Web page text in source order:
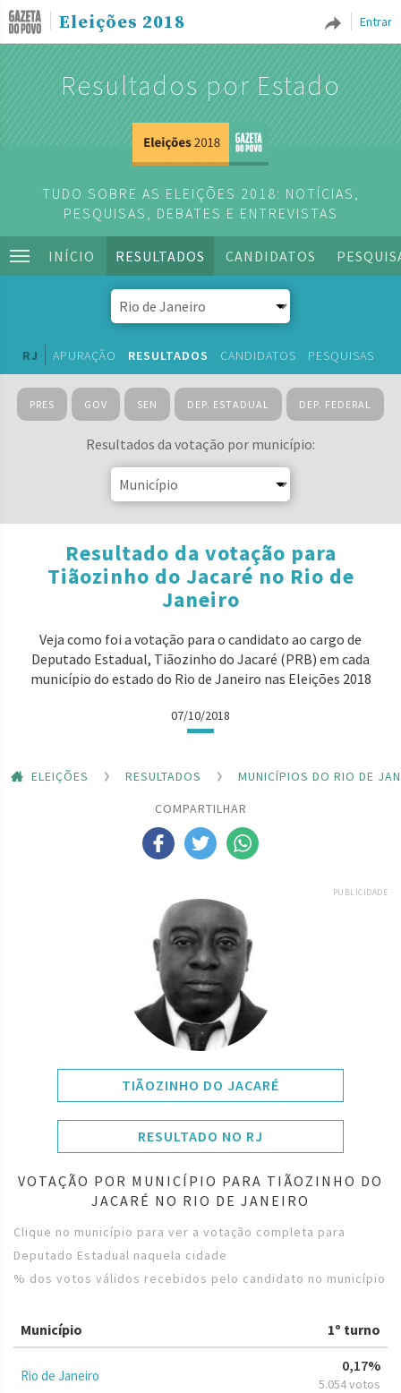
Entrar
Eleições 2018
Resultados por Estado
TUDO SOBRE AS ELEIÇÕES 2018: NOTÍCIAS,
PESQUISAS, DEBATES E ENTREVISTAS
INÍCIO RESULTADOS CANDIDATOS
RJ APURAÇÃO RESULTADOS CANDIDATOS PESQUISAS
PRES GOV SEN DEP. ESTADUAL DEP. FEDERAL
Resultados da votação por município:
Resultado da votação para
Tiãozinho do Jacaré no Rio de
Janeiro
Veja como foi a votação para o candidato ao cargo de
Deputado Estadual, Tiãozinho do Jacaré (PRB) em cada
município do estado do Rio de Janeiro nas Eleições 2018
07/10/2018
ELEIÇÕES RESULTADOS
MUNICÍPIOS DO RIO DE
COMPARTILHAR
PUBLICIDADE
TIÃOZINHO DO JACARÉ
RESULTADO NO RJ
VOTAÇÃO POR MUNICÍPIO PARA TIÃOZINHO DO
JACARÉ NO RIO DE JANEIRO
Clique no município para ver a votação completa para
Deputado Estadual naquela cidade
% dos votos válidos recebidos pelo candidato no município
Município 1º turno
Rio de Janeiro
0,17%
5.054 votos